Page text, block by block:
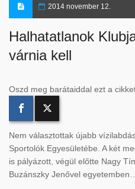
2014 november 12.
Halhatatlanok
várnia kell
Oszd meg barátaiddal ezt a
Nem választottak újabb
Sportolók Egyesületébe. A két
is pályázott, végül előtte Nagy
Buzánszky Jenővel egyetemben…